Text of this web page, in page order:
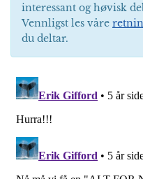
interessant og høvisk
Vennligst les våre
du deltar.